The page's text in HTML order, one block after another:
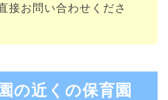
接お問い合わせくださ
の近くの保育園